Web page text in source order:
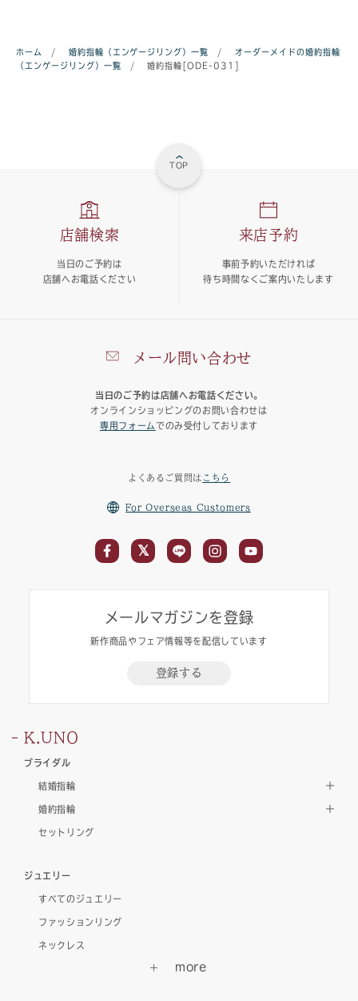
ホーム / 婚約指輪（エンゲージリング）一覧 /
オーダーメイドの婚約指輪
（エンゲージリング）一覧
/ 婚約指輪[ODE-031]
TOP
メール問い合わせ
当日のご予約は店舗へお電話ください。
オンラインショッピングのお問い合わせは
専用フォーム でのみ受付しております
店舗検索
当日のご予約は
店舗へお電話ください
来店予約
事前予約いただければ
待ち時間なくご案内いたします
よくあるご質問は こちら
For Overseas Customers
メールマガジンを登録
新作商品やフェア情報等を配信しています
登録する
K.UNO
ブライダル
結婚指輪
婚約指輪
セットリング
ジュエリー
すべてのジュエリー
ファッションリング
ネックレス